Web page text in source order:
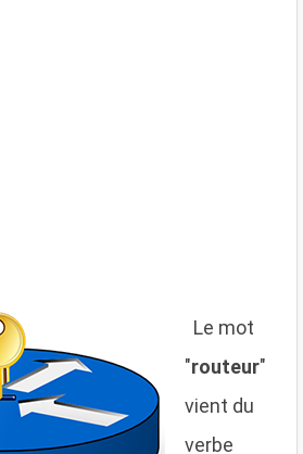
Le mot
"routeur"
vient du
verbe